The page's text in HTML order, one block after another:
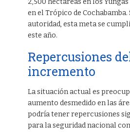
2,500 hectáreas en los Yungas
en el Trópico de Cochabamba.
autoridad, esta meta se
este año.
Repercusiones
incremento
La situación actual es
aumento desmedido en las
podría tener repercusiones
para la seguridad nacional